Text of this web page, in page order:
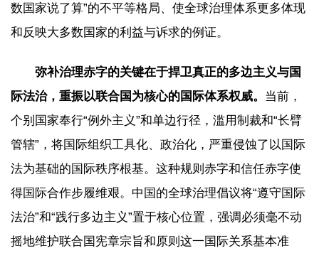
数国家说了算”的不平等格局、使全球治理体系更多体现
和反映大多数国家的利益与诉求的例证。
弥补治理赤字的关键在于捍卫真正的多边主义与国
际法治，重振以联合国为核心的国际体系权威。 当前，
个别国家奉行“例外主义”和单边行径，滥用制裁和“长臂
管辖”，将国际组织工具化、政治化，严重侵蚀了以国际
法为基础的国际秩序根基。这种规则赤字和信任赤字使
得国际合作步履维艰。中国的全球治理倡议将“遵守国际
法治”和“践行多边主义”置于核心位置，强调必须毫不动
摇地维护联合国宪章宗旨和原则这一国际关系基本准